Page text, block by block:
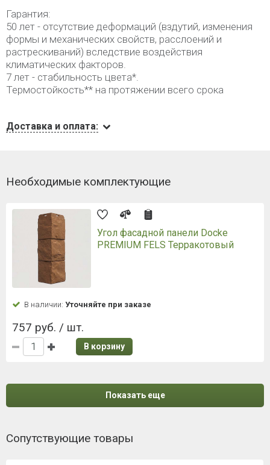
Гарантия:
50 лет - отсутствие деформаций (вздутий, изменения
формы и механических свойств, расслоений и
растрескиваний) вследствие воздействия
климатических факторов.
7 лет - стабильность цвета*.
Термостойкость** на протяжении всего срока
Доставка и оплата:
Необходимые комплектующие
Угол фасадной панели Docke
PREMIUM FELS Терракотовый
В наличии: Уточняйте при заказе
757 руб. / шт.
В корзину
Показать еще
Сопутствующие товары